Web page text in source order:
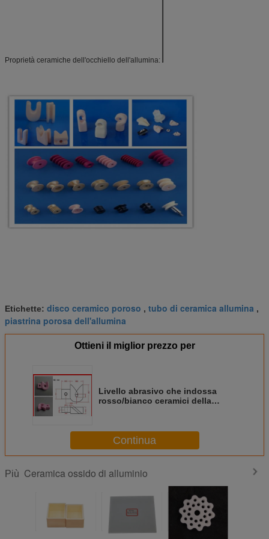
Proprietà ceramiche dell'occhiello dell'allumina:
Etichette: disco ceramico poroso , tubo di ceramica allumina ,
piastrina porosa dell'allumina
Ottieni il miglior prezzo per
Livello abrasivo che indossa
rosso/bianco ceramici della
Continua
Più Ceramica ossido di alluminio